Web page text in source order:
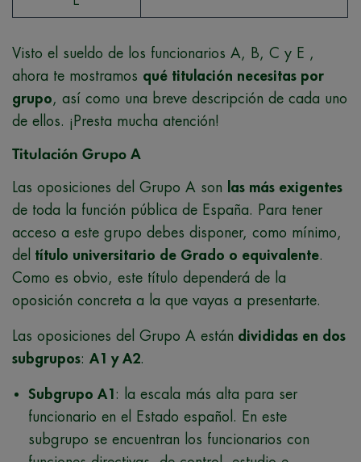
Visto el sueldo de los funcionarios A, B, C y E ,
ahora te mostramos qué titulación necesitas por
grupo, así como una breve descripción de cada uno
de ellos. ¡Presta mucha atención!
Titulación Grupo A
Las oposiciones del Grupo A son
las más exigentes
de toda la función pública de España. Para tener
acceso a este grupo debes disponer, como mínimo,
del título universitario de Grado o equivalente.
Como es obvio, este título dependerá de la
oposición concreta a la que vayas a presentarte.
Las oposiciones del Grupo A están divididas en dos
subgrupos: A1 y A2.
Subgrupo A1 : la escala más alta para ser
funcionario en el Estado español. En este
subgrupo se encuentran los funcionarios con